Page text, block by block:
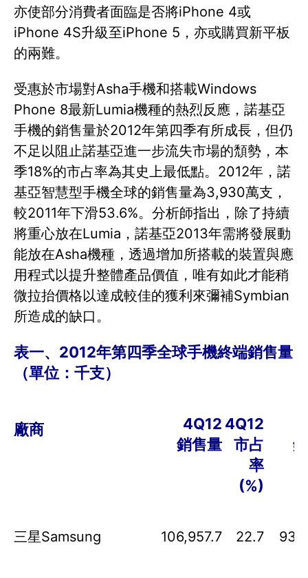
亦使部分消費者面臨是否將iPhone 4或
iPhone 4S升級至iPhone 5，亦或購買新平板
的兩難。
受惠於市場對Asha手機和搭載Windows
Phone 8最新Lumia機種的熱烈反應，諾基亞
手機的銷售量於2012年第四季有所成長，但仍
不足以阻止諾基亞進一步流失市場的頹勢，本
季18%的市占率為其史上最低點。2012年，諾
基亞智慧型手機全球的銷售量為3,930萬支，
較2011年下滑53.6%。分析師指出，除了持續
將重心放在Lumia，諾基亞2013年需將發展動
能放在Asha機種，透過增加所搭載的裝置與應
用程式以提升整體產品價值，唯有如此才能稍
微拉抬價格以達成較佳的獲利來彌補Symbian
所造成的缺口。
表一、 2012年第四季全球手機終端銷售量
（單位：千支）
廠商
4Q12
銷售量
4Q12
市占
率
(%)
三星Samsung 106,957.7 22.7